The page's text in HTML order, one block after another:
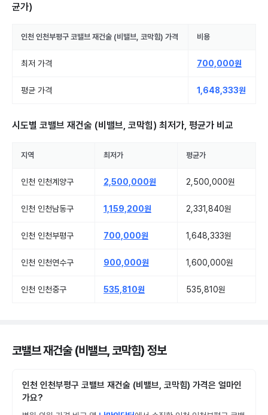
균가)
인천 인천부평구 코밸브 재건술 (비밸브, 코막힘) 가격 비용
최저 가격 700,000원
평균 가격 1,648,333원
시도별 코밸브 재건술 (비밸브, 코막힘) 최저가, 평균가 비교
지역 최저가 평균가
인천 인천계양구 2,500,000원 2,500,000원
인천 인천남동구 1,159,200원 2,331,840원
인천 인천부평구 700,000원 1,648,333원
인천 인천연수구 900,000원 1,600,000원
인천 인천중구 535,810원 535,810원
코밸브 재건술 (비밸브, 코막힘) 정보
인천 인천부평구 코밸브 재건술 (비밸브, 코막힘) 가격은 얼마인
가요?